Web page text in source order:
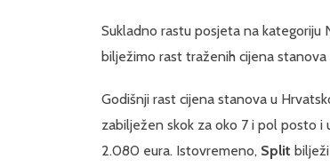
Sukladno rastu posjeta na kategoriju
bilježimo rast traženih cijena
Godišnji rast cijena stanova u
zabilježen skok za oko 7 i pol posto
2.080 eura. Istovremeno, Split